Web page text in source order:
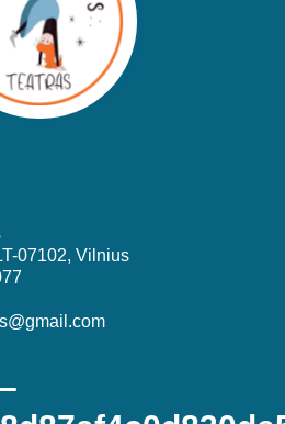
07102, Vilnius